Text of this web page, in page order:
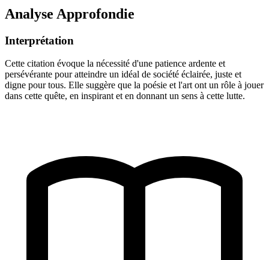
Analyse Approfondie
Interprétation
Cette citation évoque la nécessité d'une patience ardente et
persévérante pour atteindre un idéal de société éclairée, juste et
digne pour tous. Elle suggère que la poésie et l'art ont un rôle à jouer
dans cette quête, en inspirant et en donnant un sens à cette lutte.